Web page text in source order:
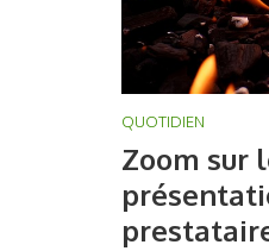
QUOTIDIEN
Zoom sur